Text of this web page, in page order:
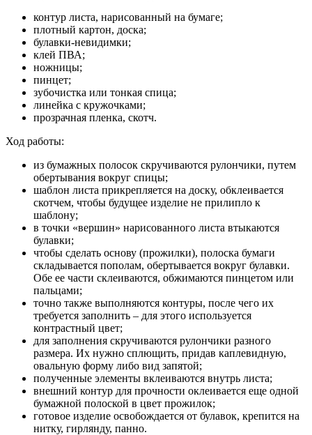
контур листа, нарисованный на бумаге;
плотный картон, доска;
булавки-невидимки;
клей ПВА;
ножницы;
пинцет;
зубочистка или тонкая спица;
линейка с кружочками;
прозрачная пленка, скотч.
Ход работы:
из бумажных полосок скручиваются рулончики, путем
обертывания вокруг спицы;
шаблон листа прикрепляется на доску, обклеивается
скотчем, чтобы будущее изделие не прилипло к
шаблону;
в точки «вершин» нарисованного листа втыкаются
булавки;
чтобы сделать основу (прожилки), полоска бумаги
складывается пополам, обертывается вокруг булавки.
Обе ее части склеиваются, обжимаются пинцетом или
пальцами;
точно также выполняются контуры, после чего их
требуется заполнить – для этого используется
контрастный цвет;
для заполнения скручиваются рулончики разного
размера. Их нужно сплющить, придав каплевидную,
овальную форму либо вид запятой;
полученные элементы вклеиваются внутрь листа;
внешний контур для прочности оклеивается еще одной
бумажной полоской в цвет прожилок;
готовое изделие освобождается от булавок, крепится на
нитку, гирлянду, панно.